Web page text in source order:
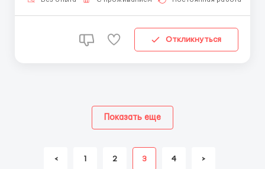
Откликнуться
< 1 2 3 4 >
Показать еще